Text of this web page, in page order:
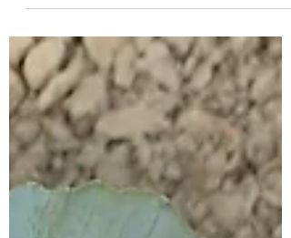
osobama? Nudimo Vam mikorize u potpuno
svaku stiže i...